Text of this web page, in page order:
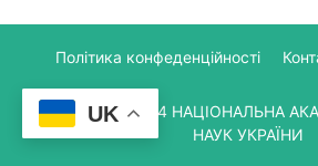
Політика конфеденційності
© Copyright 2024 НАЦІОНАЛЬНА
НАУК УКРАЇНИ
UK